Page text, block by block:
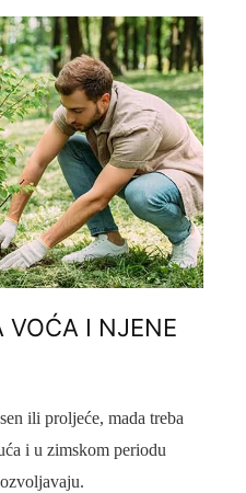
VOĆA I NJENE
ili proljeće, mada treba
i u zimskom periodu